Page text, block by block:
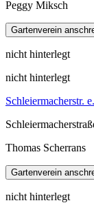
Peggy Miksch
nicht hinterlegt
nicht hinterlegt
Schleiermacherstr.
Thomas Scherrans
nicht hinterlegt